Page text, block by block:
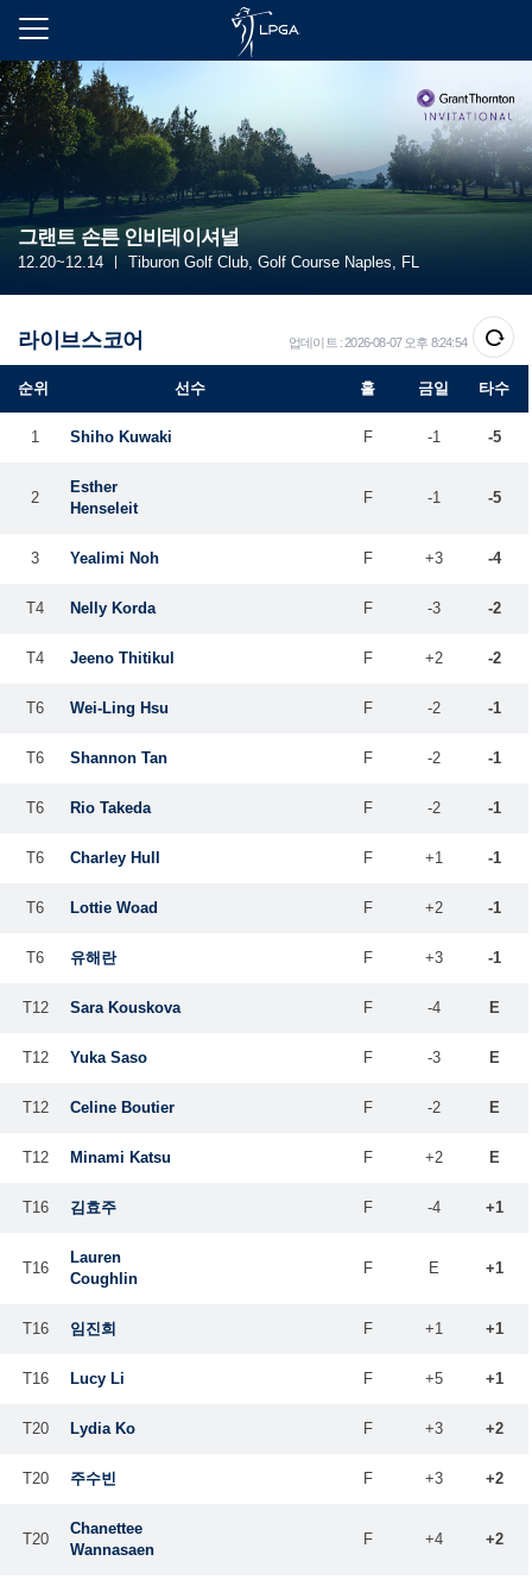
본
문
바
로
가
그랜트 손튼 인비테이셔널
12.20~12.14 ㅣ Tiburon Golf Club, Golf Course Naples, FL
라이브스코어
순위 선수 홀 금일 타수
1 Shiho Kuwaki F -1 -5
2
Esther
Henseleit
F -1 -5
3 Yealimi Noh F +3 -4
T4 Nelly Korda F -3 -2
T4 Jeeno Thitikul F +2 -2
T6 Wei-Ling Hsu F -2 -1
T6 Shannon Tan F -2 -1
T6 Rio Takeda F -2 -1
T6 Charley Hull F +1 -1
T6 Lottie Woad F +2 -1
T6 유해란 F +3 -1
T12 Sara Kouskova F -4 E
T12 Yuka Saso F -3 E
T12 Celine Boutier F -2 E
T12 Minami Katsu F +2 E
T16 김효주 F -4 +1
T16
Lauren
Coughlin
F E +1
T16 임진희 F +1 +1
T16 Lucy Li F +5 +1
T20 Lydia Ko F +3 +2
T20 주수빈 F +3 +2
T20
Chanettee
Wannasaen
F +4 +2
업데이트 : 2026-08-07 오후 8:24:54